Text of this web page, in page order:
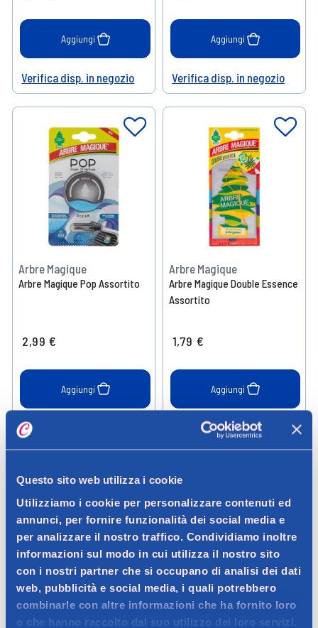
Questo sito web utilizza i cookie
Utilizziamo i cookie per personalizzare contenuti ed
annunci, per fornire funzionalità dei social media e
per analizzare il nostro traffico. Condividiamo inoltre
informazioni sul modo in cui utilizza il nostro sito
con i nostri partner che si occupano di analisi dei dati
web, pubblicità e social media, i quali potrebbero
combinarle con altre informazioni che ha fornito loro
o che hanno raccolto dal suo utilizzo dei loro servizi.
Aggiungi
Help
Verifica disp. in negozio
Aggiungi
Help
Verifica disp. in negozio
Arbre Magique
Arbre Magique Pop Assortito
2,99 €
Aggiungi
Help
Verifica disp. in negozio
Arbre Magique
Arbre Magique Double Essence
Assortito
1,79 €
Aggiungi
Verifica disp. in negozio
Arbre Magique